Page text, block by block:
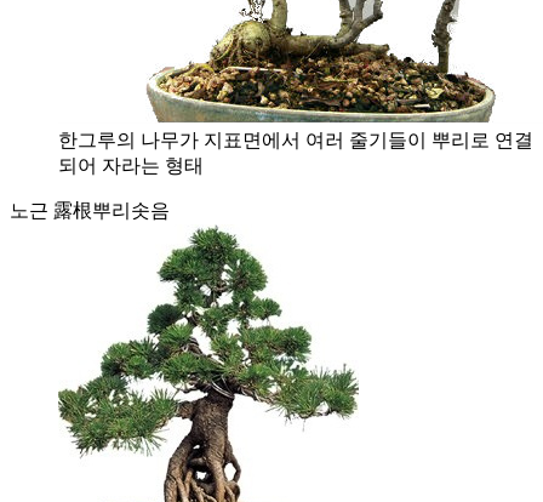
한그루의 나무가 지표면에서 여러 줄기들이 뿌리로 연결
되어 자라는 형태
노근 露根뿌리솟음